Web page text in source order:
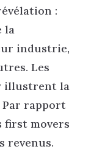
:
la
industrie,
Les
illustrent la
rapport
first movers
revenus.